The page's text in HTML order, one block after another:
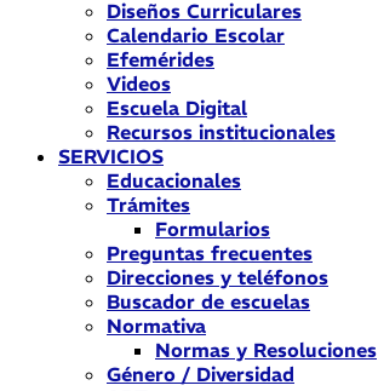
Diseños Curriculares
Calendario Escolar
Efemérides
Videos
Escuela Digital
Recursos institucionales
SERVICIOS
Educacionales
Trámites
Formularios
Preguntas frecuentes
Direcciones y teléfonos
Buscador de escuelas
Normativa
Normas y Resoluciones
Género / Diversidad